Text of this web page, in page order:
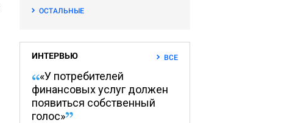
ОСТАЛЬНЫЕ
ИНТЕРВЬЮ ВСЕ
«У потребителей
финансовых услуг должен
появиться собственный
голос»